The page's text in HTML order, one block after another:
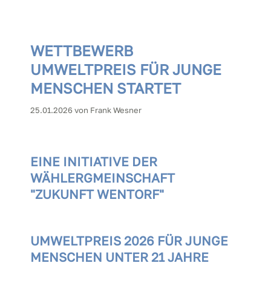
WETTBEWERB
UMWELTPREIS FÜR JUNGE
MENSCHEN STARTET
25.01.2026 von Frank Wesner
EINE INITIATIVE DER
WÄHLERGMEINSCHAFT
"ZUKUNFT WENTORF"
UMWELTPREIS 2026 FÜR JUNGE
MENSCHEN UNTER 21 JAHRE